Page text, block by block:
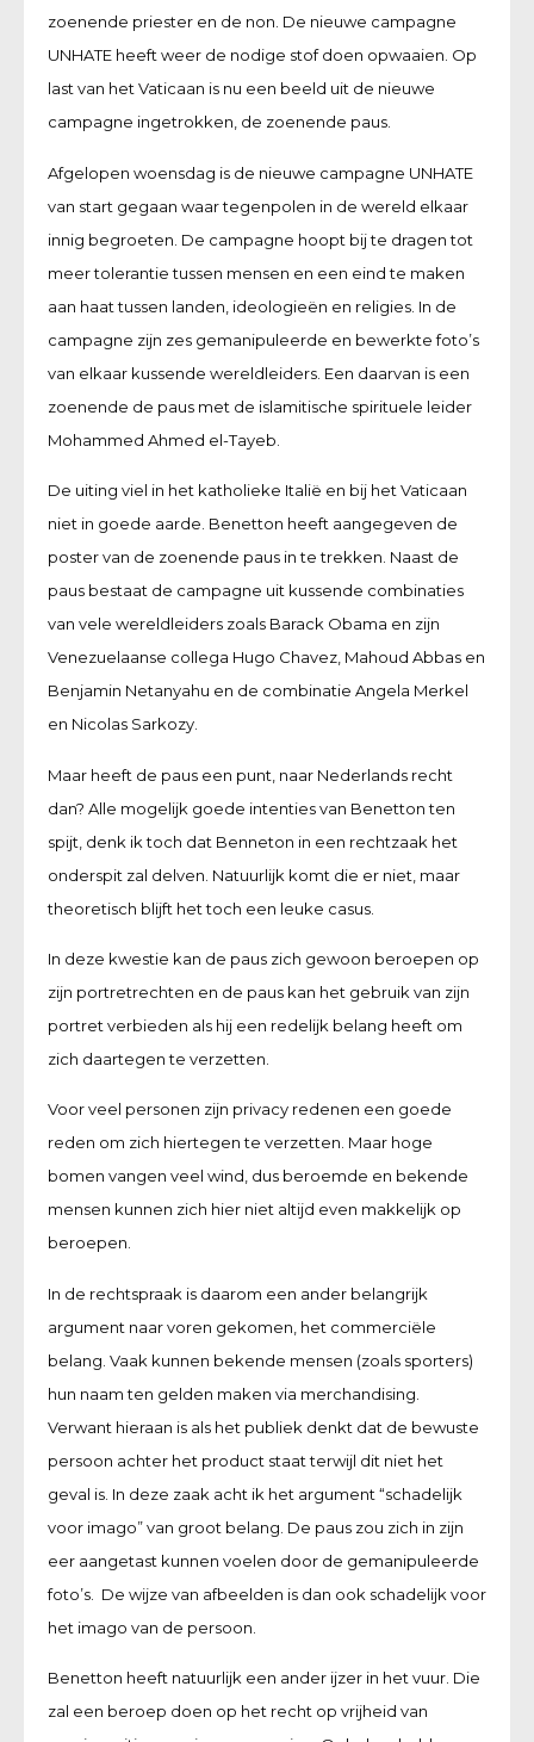
zoenende priester en de non. De nieuwe campagne
UNHATE heeft weer de nodige stof doen opwaaien. Op
last van het Vaticaan is nu een beeld uit de nieuwe
campagne ingetrokken, de zoenende paus.
Afgelopen woensdag is de nieuwe campagne UNHATE
van start gegaan waar tegenpolen in de wereld elkaar
innig begroeten. De campagne hoopt bij te dragen tot
meer tolerantie tussen mensen en een eind te maken
aan haat tussen landen, ideologieën en religies. In de
campagne zijn zes gemanipuleerde en bewerkte foto’s
van elkaar kussende wereldleiders. Een daarvan is een
zoenende de paus met de islamitische spirituele leider
Mohammed Ahmed el-Tayeb.
De uiting viel in het katholieke Italië en bij het Vaticaan
niet in goede aarde. Benetton heeft aangegeven de
poster van de zoenende paus in te trekken. Naast de
paus bestaat de campagne uit kussende combinaties
van vele wereldleiders zoals Barack Obama en zijn
Venezuelaanse collega Hugo Chavez, Mahoud Abbas en
Benjamin Netanyahu en de combinatie Angela Merkel
en Nicolas Sarkozy.
Maar heeft de paus een punt, naar Nederlands recht
dan? Alle mogelijk goede intenties van Benetton ten
spijt, denk ik toch dat Benneton in een rechtzaak het
onderspit zal delven. Natuurlijk komt die er niet, maar
theoretisch blijft het toch een leuke casus.
In deze kwestie kan de paus zich gewoon beroepen op
zijn portretrechten en de paus kan het gebruik van zijn
portret verbieden als hij een redelijk belang heeft om
zich daartegen te verzetten.
Voor veel personen zijn privacy redenen een goede
reden om zich hiertegen te verzetten. Maar hoge
bomen vangen veel wind, dus beroemde en bekende
mensen kunnen zich hier niet altijd even makkelijk op
beroepen.
In de rechtspraak is daarom een ander belangrijk
argument naar voren gekomen, het commerciële
belang. Vaak kunnen bekende mensen (zoals sporters)
hun naam ten gelden maken via merchandising.
Verwant hieraan is als het publiek denkt dat de bewuste
persoon achter het product staat terwijl dit niet het
geval is. In deze zaak acht ik het argument “schadelijk
voor imago” van groot belang. De paus zou zich in zijn
eer aangetast kunnen voelen door de gemanipuleerde
foto’s. De wijze van afbeelden is dan ook schadelijk voor
het imago van de persoon.
Benetton heeft natuurlijk een ander ijzer in het vuur. Die
zal een beroep doen op het recht op vrijheid van